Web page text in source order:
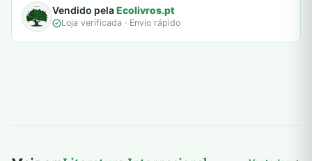
Vendido pelaEcolivros.pt
Loja verificada · Envio rápido